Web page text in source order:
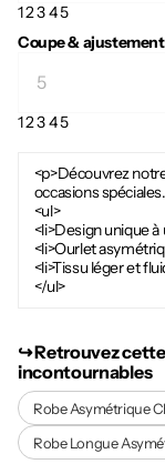
12345
Coupe &
12345
<p>Découvrez
occasions
<ul>
<li>Design unique à
<li>Ourlet
<li>Tissu léger et
</ul>
↪︎ Retrouvez
incontournables
Robe Asymétrique
Robe Longue